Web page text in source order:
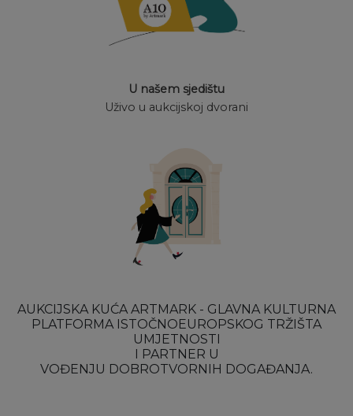
U našem sjedištu
Uživo u aukcijskoj dvorani
AUKCIJSKA KUĆA ARTMARK - GLAVNA KULTURNA
PLATFORMA ISTOČNOEUROPSKOG TRŽIŠTA
UMJETNOSTI
I PARTNER U
VOĐENJU DOBROTVORNIH DOGAĐANJA.